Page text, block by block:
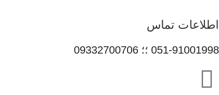
اطلاعات تماس
051-91001998 ؛؛ 09332700706